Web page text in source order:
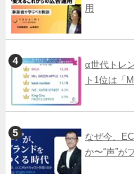
用
α世代トレ
ト1位は「
なぜ今、
か〜“声”が